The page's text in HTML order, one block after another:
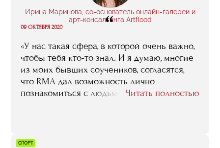
Ирина Маринова, со-основатель онлайн-галереи и
арт-консалтинга Artflood
“
09 ОКТЯБРЯ 2020
«У нас такая сфера, в которой очень важно,
чтобы тебя кто-то знал. И я думаю, многие
из моих бывших соучеников, согласятся,
что RMA дал возможность лично
познакомиться с людьми, которые делают
которые варились в этом бизнесе вчера,
Читать полностью
СПОРТ